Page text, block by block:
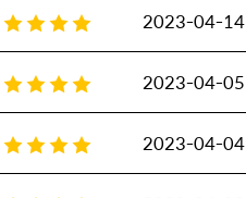
2023-04-14
2023-04-05
2023-04-04